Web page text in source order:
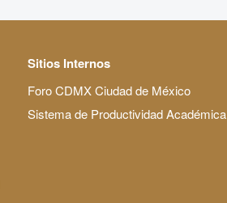
Sitios Internos
Foro CDMX Ciudad de México
Sistema de Productividad Académica